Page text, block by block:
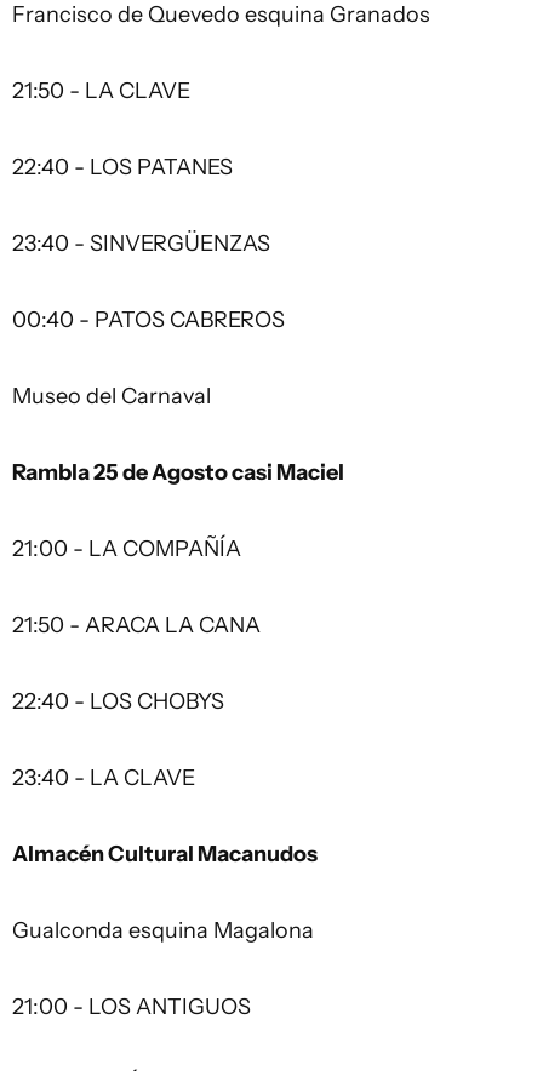
Francisco de Quevedo esquina Granados
21:50 - LA CLAVE
22:40 - LOS PATANES
23:40 - SINVERGÜENZAS
00:40 - PATOS CABREROS
Museo del Carnaval
Rambla 25 de Agosto casi Maciel
21:00 - LA COMPAÑÍA
21:50 - ARACA LA CANA
22:40 - LOS CHOBYS
23:40 - LA CLAVE
Almacén Cultural Macanudos
Gualconda esquina Magalona
21:00 - LOS ANTIGUOS